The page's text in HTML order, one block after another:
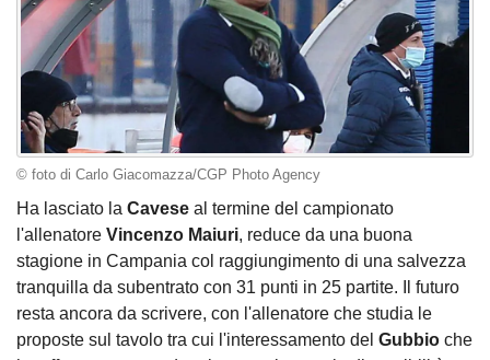
© foto di Carlo Giacomazza/CGP Photo Agency
Ha lasciato la Cavese al termine del campionato
l'allenatore Vincenzo Maiuri, reduce da una buona
stagione in Campania col raggiungimento di una salvezza
tranquilla da subentrato con 31 punti in 25 partite. Il futuro
resta ancora da scrivere, con l'allenatore che studia le
proposte sul tavolo tra cui l'interessamento del Gubbio che